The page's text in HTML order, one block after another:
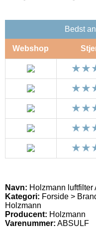
Bedst
Webshop
Navn: Holzmann luftfilter
Kategori: Forside >
Holzmann
Producent: Holzmann
Varenummer: ABSULF